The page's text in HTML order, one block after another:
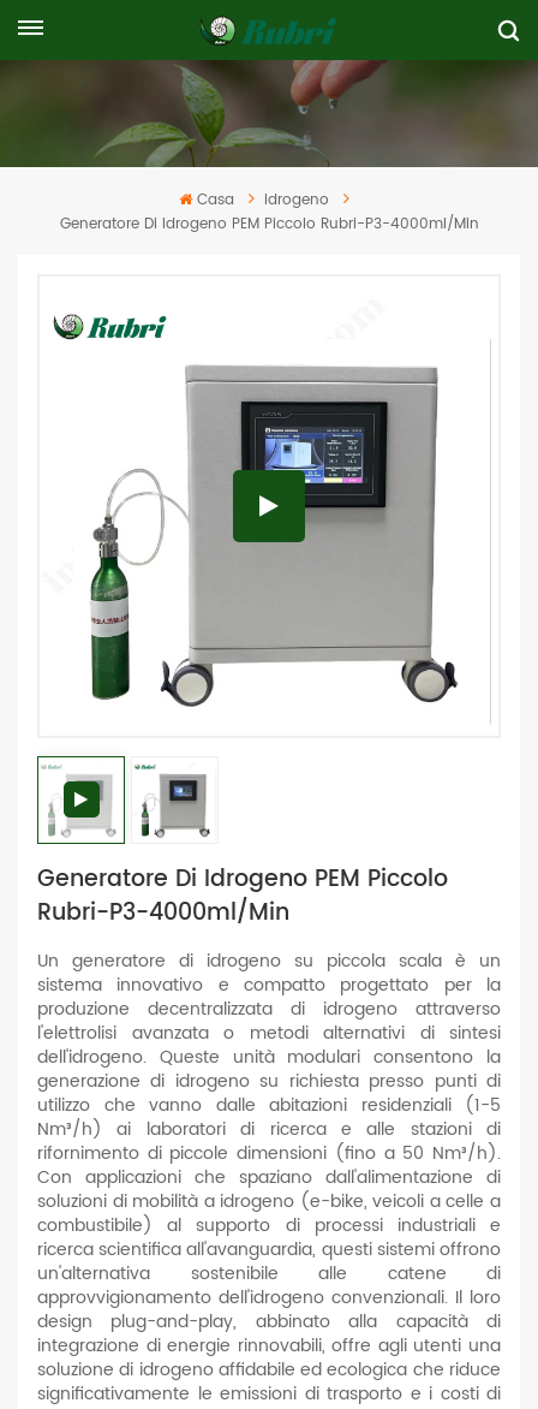
Casa
Idrogeno
Generatore Di Idrogeno PEM Piccolo Rubri-P3-4000ml/min
Generatore Di Idrogeno PEM Piccolo
Rubri-P3-4000ml/min
Un generatore di idrogeno su piccola scala è un
sistema innovativo e compatto progettato per la
produzione decentralizzata di idrogeno attraverso
l'elettrolisi avanzata o metodi alternativi di sintesi
dell'idrogeno. Queste unità modulari consentono la
generazione di idrogeno su richiesta presso punti di
utilizzo che vanno dalle abitazioni residenziali (1-5
Nm³/h) ai laboratori di ricerca e alle stazioni di
rifornimento di piccole dimensioni (fino a 50 Nm³/h).
Con applicazioni che spaziano dall'alimentazione di
soluzioni di mobilità a idrogeno (e-bike, veicoli a celle a
combustibile) al supporto di processi industriali e
ricerca scientifica all'avanguardia, questi sistemi offrono
un'alternativa sostenibile alle catene di
approvvigionamento dell'idrogeno convenzionali. Il loro
design plug-and-play, abbinato alla capacità di
integrazione di energie rinnovabili, offre agli utenti una
soluzione di idrogeno affidabile ed ecologica che riduce
significativamente le emissioni di trasporto e i costi di